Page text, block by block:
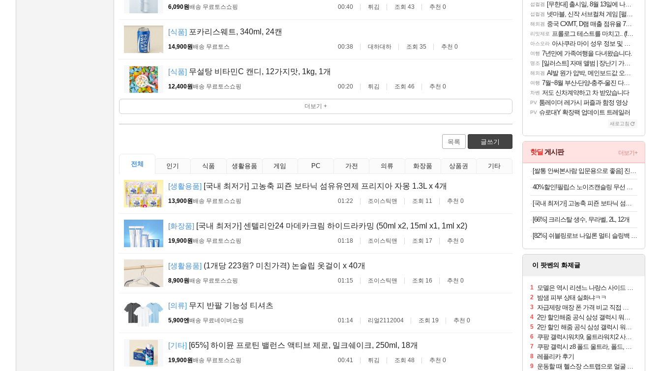
6,090원배송 무료 토스쇼핑 00:40 튀김 조회 43 추천 0
[식품] 포카리스웨트, 340ml, 24캔
14,900원배송 무료 토스 00:38 대하대하 조회 35 추천 0
[식품] 무설탕 비타민C 캔디, 12가지맛, 1kg, 1개
12,400원배송 무료 토스쇼핑 00:20 튀김 조회 46 추천 0
더보기 +
목록 글쓰기
전체 인기 식품 생활용품 게임 PC 가전 의류 화장품 상품권 기타
[생활용품] [국내 최저가] 고농축 피죤 보타닉 섬유유연제 프리지아 자몽 1.3L x 4개
13,900원배송 무료 토스쇼핑 01:22 조이스틱맨 조회 11 추천 0
[화장품] [국내 최저가] 센텔리안24 마데카크림 하이드라카밍 (50ml x2, 15ml x1, 1ml x2)
19,900원배송 무료 토스쇼핑 01:18 조이스틱맨 조회 17 추천 0
[생활용품] (1개당 223원? 미친가격) 논슬립 옷걸이 x 40개
8,900원배송 무료 토스쇼핑 01:15 조이스틱맨 조회 16 추천 0
[의류] 무지 반팔 기능성 티셔츠
5,900엔배송 무료네이버쇼핑 01:14 리얼2112004 조회 19 추천 0
[기타] [65%] 하이뮨 프로틴 밸런스 액티브 제로, 밀크쉐이크, 250ml, 18개
19,900원배송 무료 토스쇼핑 00:41 튀김 조회 48 추천 0
섭컬겜 [무한대] 출시일, 8월 13일에 나오나
섭컬겜 넷마블, 신작 서브컬쳐 게임 [펄 인 블루] 티저 사이트 오픈
해외겜 중국 CXMT, D램 매출 점유율 7%…글로벌 4위로 부상
리밋제로 프롤로그 테스트를 마치고.. (feat. 리아)
아스오라 아사쿠라 마이 성우 정보 및 주요 필모
여행 7년만에 가족여행을 다녀왔습니다.
명조 [일러스트] 자매 앨범 | 장난기 가득한 오후의 공원 (리메이크판)
해외겜 AI발 원가 압박, 메인보드값 오르나
여행 7월~8월 부산-단양-충주-울진 다녀왔어요~
차벤 저도 신차계약하고 차 받았습니다
PV 툼레이더 레가시 퍼즐과 함정 영상
PV 슈로대Y 확장팩 업데이트 트레일러
새로고침
핫딜 게시판 더보기+
[쌀통 안써본사람 입문용으로 좋음] 진공 밀폐 쌀통 10kg
40%할인!필립스 노이즈캔슬링 무선 블루투스 헤드셋 블랙
[국내 최저가] 고농축 피죤 보타닉 섬유유연제 프리지아 자몽 1.3L x 4개
[66%] 크리스탈 생수, 무라벨, 2L, 12개
[82%] 쉬블링로브 나일론 멀티 슬링백 BLZ0206, 블랙, FREE
이 팟벤의 화제글
1 모델은 역시 리센느 나랑스 사이드 1.25L 1박스
2 밤샘 피부 상태 실화냐ㅋㅋ
3 자급제랑 매장 폰 가격 비교 직접 안가도 되네요
4 2만 할인해줌 공식 삼성 갤럭시 워치9 크림, 40mm, 블루투스
5 2만 할인 해줌 공식 삼성 갤럭시 워치9 실버, 44mm, 블루투스
6 쿠팡 갤럭시워치9, 울트라워치2 사전구매 혜택 받아보세요
7 쿠팡 갤럭시 z8 폴드 울트라, 폴드, 플립 사전예약
8 레플리카 후기
9 운동할 때 헬스장 스트랩으로 얼굴 만졌다가 볼 뒤집어짐